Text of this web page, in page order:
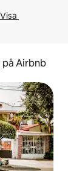
Visa
på Airbnb